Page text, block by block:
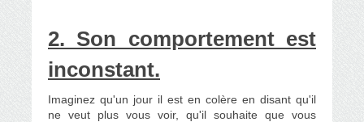
2. Son comportement est
inconstant.
Imaginez qu'un jour il est en colère en disant qu'il
ne veut plus vous voir, qu'il souhaite que vous